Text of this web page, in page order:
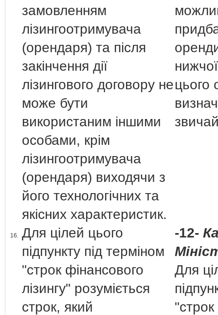
замовленням
лізингоотримувача
(орендаря) та після
закінчення дії
лізингового договору не
може бути
використаним іншими
особами, крім
лізингоотримувача
(орендаря) виходячи з
його технологічних та
якісних характеристик.
цього
16. Для цілей цього
підпункту під терміном
"строк фінансового
лізингу" розуміється
строк, який
-12-
Для